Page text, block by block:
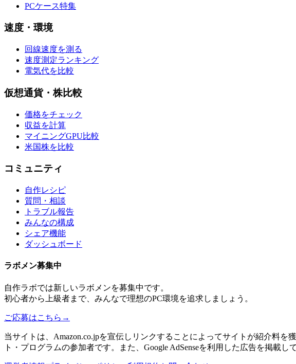
PCケース特集
速度・環境
回線速度を測る
速度測定ランキング
電気代を比較
仮想通貨・株比較
価格をチェック
収益を計算
マイニングGPU比較
米国株を比較
コミュニティ
自作レシピ
質問・相談
トラブル報告
みんなの構成
シェア機能
ダッシュボード
ラボメン募集中
自作ラボでは新しいラボメンを募集中です。
初心者から上級者まで、みんなで理想のPC環境を追求しましょう。
ご応募はこちら →
当サイトは、Amazon.co.jpを宣伝しリンクすることによってサイトが紹介料
ト・プログラムの参加者です。また、Google AdSenseを利用した広告を掲載し